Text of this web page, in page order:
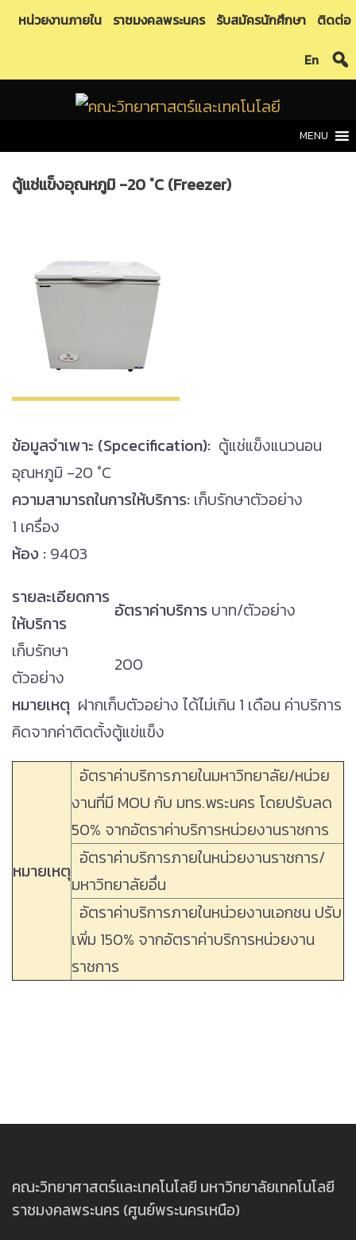
Skipหน่วยงานภายใน ราชมงคลพระนคร รับสมัครนักศึกษา ติดต่อ
En
MENU
ตู้แช่แข็งอุณหภูมิ -20 °C (Freezer)
ข้อมูลจำเพาะ (Spcecification): ตู้แช่แข็งแนวนอน
อุณหภูมิ -20 °C
ความสามารถในการให้บริการ: เก็บรักษาตัวอย่าง
1 เครื่อง
ห้อง : 9403
รายละเอียดการ
ให้บริการ
อัตราค่าบริการ บาท/ตัวอย่าง
เก็บรักษา
ตัวอย่าง
200
หมายเหตุ ฝากเก็บตัวอย่าง ได้ไม่เกิน 1 เดือน ค่าบริการ
คิดจากค่าติดตั้งตู้แข่แข็ง
หมายเหตุ
อัตราค่าบริการภายในมหาวิทยาลัย/หน่วย
งานที่มี MOU กับ มทร.พระนคร โดยปรับลด
50% จากอัตราค่าบริการหน่วยงานราชการ
อัตราค่าบริการภายในหน่วยงานราชการ/
มหาวิทยาลัยอื่น
อัตราค่าบริการภายในหน่วยงานเอกชน ปรับ
เพิ่ม 150% จากอัตราค่าบริการหน่วยงาน
ราชการ
คณะวิทยาศาสตร์และเทคโนโลยี มหาวิทยาลัยเทคโนโลยี
ราชมงคลพระนคร (ศูนย์พระนครเหนือ)